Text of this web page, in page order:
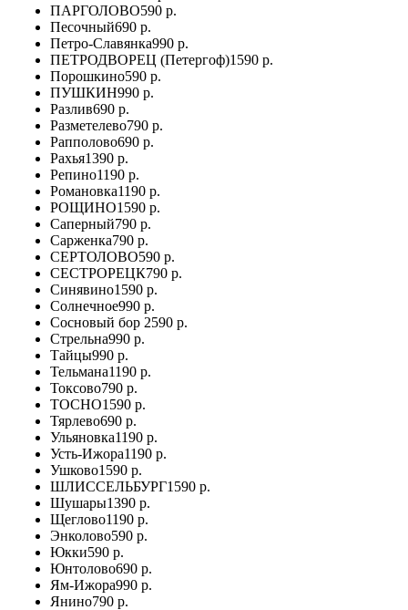
ПАРГОЛОВО590 р.
Песочный690 р.
Петро-Славянка990 р.
ПЕТРОДВОРЕЦ (Петергоф)1590 р.
Порошкино590 р.
ПУШКИН990 р.
Разлив690 р.
Разметелево790 р.
Рапполово690 р.
Рахья1390 р.
Репино1190 р.
Романовка1190 р.
РОЩИНО1590 р.
Саперный790 р.
Сарженка790 р.
СЕРТОЛОВО590 р.
СЕСТРОРЕЦК790 р.
Синявино1590 р.
Солнечное990 р.
Сосновый бор 2590 р.
Стрельна990 р.
Тайцы990 р.
Тельмана1190 р.
Токсово790 р.
ТОСНО1590 р.
Тярлево690 р.
Ульяновка1190 р.
Усть-Ижора1190 р.
Ушково1590 р.
ШЛИССЕЛЬБУРГ1590 р.
Шушары1390 р.
Щеглово1190 р.
Энколово590 р.
Юкки590 р.
Юнтолово690 р.
Ям-Ижора990 р.
Янино790 р.